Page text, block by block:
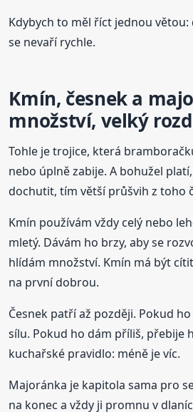
Kdybych to měl říct jednou
se nevaří rychle.
Kmín, česnek a
množství, velký
Tohle je trojice, která
nebo úplně zabije. A bohužel
dochutit, tím větší průšvih z toho
Kmín používám vždy celý nebo
mletý. Dávám ho brzy, aby se
hlídám množství. Kmín má být
na první dobrou.
Česnek patří až později. Pokud
sílu. Pokud ho dám příliš, přebije
kuchařské pravidlo: méně je víc.
Majoránka je kapitola sama pro
na konec a vždy ji promnu v